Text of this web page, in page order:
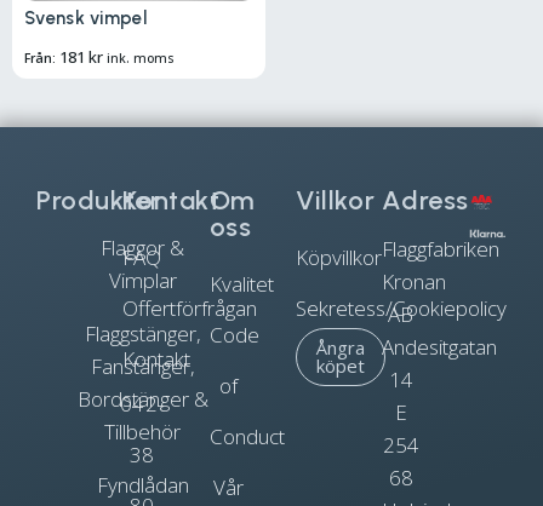
Svensk vimpel
Från: 181 kr ink. moms
Adress
Flaggfabriken
Kronan
AB
Andesitgatan
14
E
254
68
Kontakt
FAQ
Offertförfrågan
Kontakt
042-
38
Om
oss
Kvalitet
Code
of
Conduct
Vår
Villkor
Köpvillkor
Sekretess/Cookiepolicy
Ångra
köpet
Produkter
Flaggor &
Vimplar
Flaggstänger,
Fanstänger,
Bordstänger &
Tillbehör
Fyndlådan